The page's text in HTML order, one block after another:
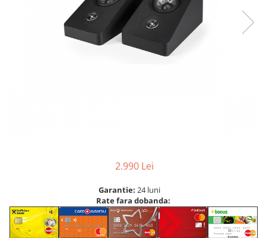
2.990 Lei
Garantie: 24 luni
Rate fara dobanda: